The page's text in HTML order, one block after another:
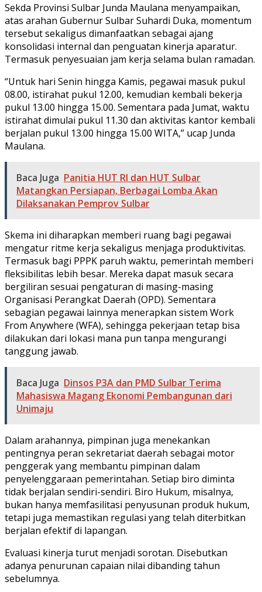
Sekda Provinsi Sulbar Junda Maulana menyampaikan,
atas arahan Gubernur Sulbar Suhardi Duka, momentum
tersebut sekaligus dimanfaatkan sebagai ajang
konsolidasi internal dan penguatan kinerja aparatur.
Termasuk penyesuaian jam kerja selama bulan ramadan.
“Untuk hari Senin hingga Kamis, pegawai masuk pukul
08.00, istirahat pukul 12.00, kemudian kembali bekerja
pukul 13.00 hingga 15.00. Sementara pada Jumat, waktu
istirahat dimulai pukul 11.30 dan aktivitas kantor kembali
berjalan pukul 13.00 hingga 15.00 WITA,” ucap Junda
Maulana.
Baca Juga Panitia HUT RI dan HUT Sulbar
Matangkan Persiapan, Berbagai Lomba Akan
Dilaksanakan Pemprov Sulbar
Skema ini diharapkan memberi ruang bagi pegawai
mengatur ritme kerja sekaligus menjaga produktivitas.
Termasuk bagi PPPK paruh waktu, pemerintah memberi
fleksibilitas lebih besar. Mereka dapat masuk secara
bergiliran sesuai pengaturan di masing-masing
Organisasi Perangkat Daerah (OPD). Sementara
sebagian pegawai lainnya menerapkan sistem Work
From Anywhere (WFA), sehingga pekerjaan tetap bisa
dilakukan dari lokasi mana pun tanpa mengurangi
tanggung jawab.
Baca Juga Dinsos P3A dan PMD Sulbar Terima
Mahasiswa Magang Ekonomi Pembangunan dari
Unimaju
Dalam arahannya, pimpinan juga menekankan
pentingnya peran sekretariat daerah sebagai motor
penggerak yang membantu pimpinan dalam
penyelenggaraan pemerintahan. Setiap biro diminta
tidak berjalan sendiri-sendiri. Biro Hukum, misalnya,
bukan hanya memfasilitasi penyusunan produk hukum,
tetapi juga memastikan regulasi yang telah diterbitkan
berjalan efektif di lapangan.
Evaluasi kinerja turut menjadi sorotan. Disebutkan
adanya penurunan capaian nilai dibanding tahun
sebelumnya.